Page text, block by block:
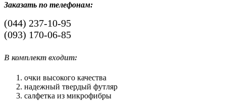
Заказать по телефонам:
(044) 237-10-95
(093) 170-06-85
В комплект входит:
очки высокого качества
надежный твердый футляр
салфетка из микрофибры